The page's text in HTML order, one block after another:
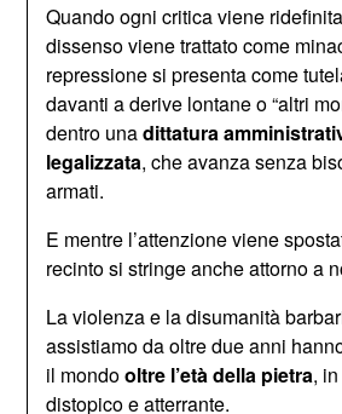
Quando ogni critica viene
dissenso viene trattato come
repressione si presenta come
davanti a derive lontane o “altri
dentro unadittatura
legalizzata, che avanza senza
armati.
E mentre l’attenzione viene
recinto si stringe anche attorno a
La violenza e la disumanità
assistiamo da oltre due anni
il mondooltre l’età della pietra,
distopico e atterrante.